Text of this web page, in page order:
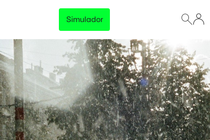
Lançamento
Preço Garantido
Trave o preço da energia da sua empresa e tenha
Simulador